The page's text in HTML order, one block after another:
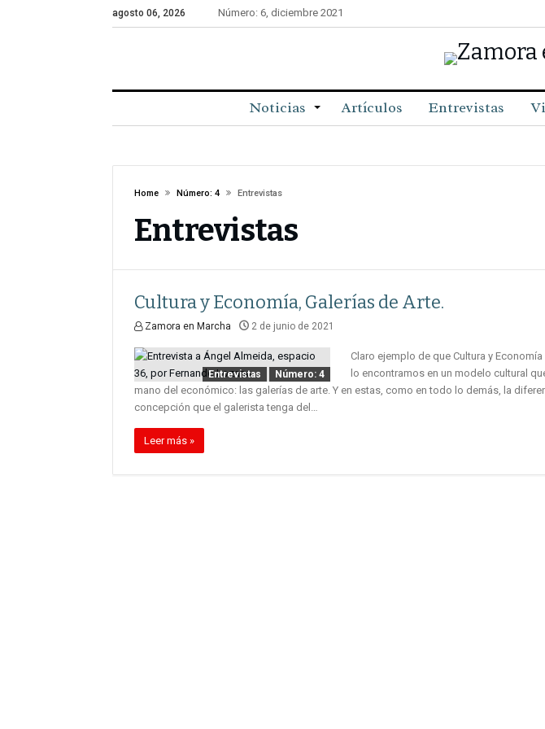
agosto 06, 2026 Número: 6, diciembre 2021
Noticias Artículos Entrevistas
Home Número: 4 Entrevistas
Entrevistas
Cultura y Economía, Galerías de Arte.
Zamora en Marcha 2 de junio de 2021
Entrevistas Número: 4
Claro ejemplo de que Cultura y
lo encontramos en un modelo cultural
mano del económico: las galerías de arte. Y en estas, como en todo lo demás, la
concepción que el galerista tenga del…
Leer más »